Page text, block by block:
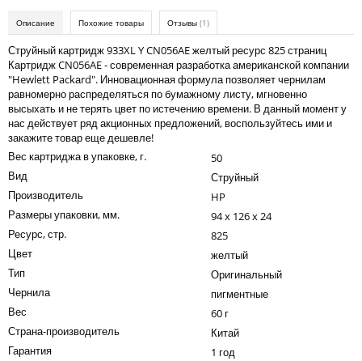
Konica Minolta
Kyocera
Lexmark
OKI
Panasonic
Ricoh
Samsung
Sharp
Ленточные картриджи
Описание Похожие товары Отзывы (1)
Струйный картридж 933XL Y CN056AE желтый ресурс 825 страниц
Картридж CN056AE - современная разработка американской компании
"Hewlett Packаrd". Инновационная формула позволяет чернилам
равномерно распределяться по бумажному листу, мгновенно
высыхать и не терять цвет по истечению времени. В данный момент у
нас действует ряд акционных предложений, воспользуйтесь ими и
закажите товар еще дешевле!
Вес картриджа в упаковке, г.
50
Вид
Струйный
Производитель
HP
Размеры упаковки, мм.
94 x 126 x 24
Ресурс, стр.
825
Цвет
желтый
Тип
Оригинальный
Чернила
пигментные
Вес
60 г
Страна-производитель
Китай
Гарантия
1 год